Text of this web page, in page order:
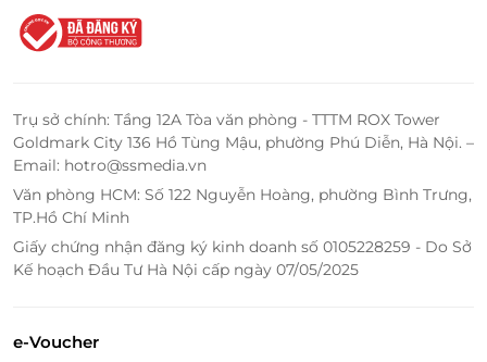
Trụ sở chính: Tầng 12A Tòa văn phòng - TTTM ROX Tower
Goldmark City 136 Hồ Tùng Mậu, phường Phú Diễn, Hà Nội. –
Email: hotro@ssmedia.vn
Văn phòng HCM: Số 122 Nguyễn Hoàng, phường Bình Trưng,
TP.Hồ Chí Minh
Giấy chứng nhận đăng ký kinh doanh số 0105228259 - Do Sở
Kế hoạch Đầu Tư Hà Nội cấp ngày 07/05/2025
e-Voucher